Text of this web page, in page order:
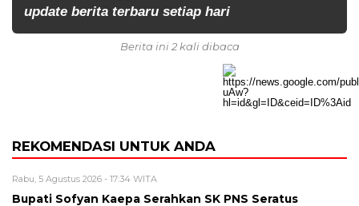
update berita terbaru setiap hari
Berita ini 2 kali dibaca
REKOMENDASI UNTUK ANDA
Rabu, 5 Agustus 2026 - 17:34 WITA
Bupati Sofyan Kaepa Serahkan SK PNS Seratus